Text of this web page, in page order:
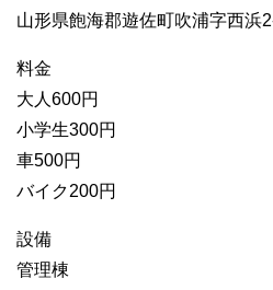
山形県飽海郡遊佐町吹浦字西浜
料金
大人600円
小学生300円
車500円
バイク200円
設備
管理棟